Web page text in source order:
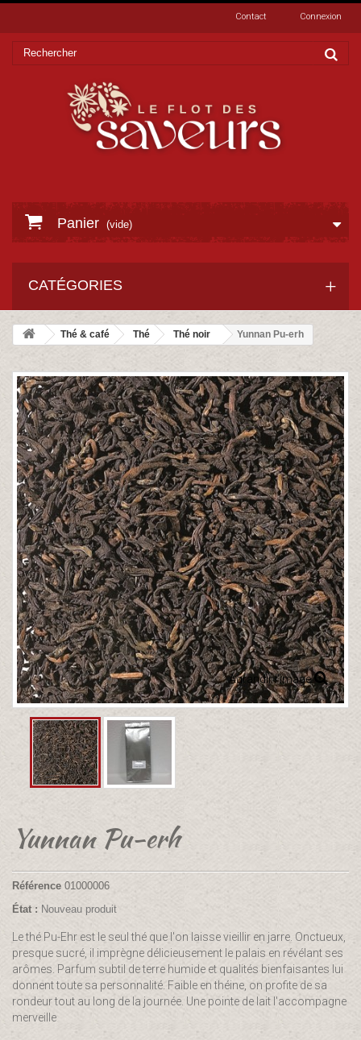
Connexion
Contact
Panier (vide)
CATÉGORIES
Thé & café Thé Thé noir Yunnan Pu-erh
Agrandir l'image
Yunnan Pu-erh
Référence 01000006
État : Nouveau produit
Le thé Pu-Ehr est le seul thé que l'on laisse vieillir en jarre. Onctueux,
presque sucré, il imprègne délicieusement le palais en révélant ses
arômes. Parfum subtil de terre humide et qualités bienfaisantes lui
donnent toute sa personnalité. Faible en théine, on profite de sa
rondeur tout au long de la journée. Une pointe de lait l'accompagne
merveille